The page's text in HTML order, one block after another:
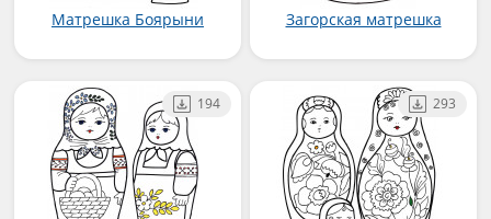
Матрешка Боярыни Загорская матрешка
194 293